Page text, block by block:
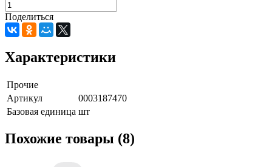
Поделиться
Характеристики
Прочие
Артикул
0003187470
Базовая единица шт
Похожие товары (8)